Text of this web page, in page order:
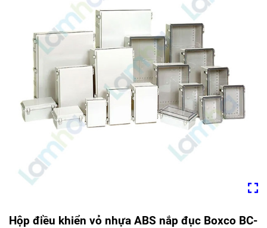
Hộp điều khiển vỏ nhựa ABS nắp đục Boxco BC-